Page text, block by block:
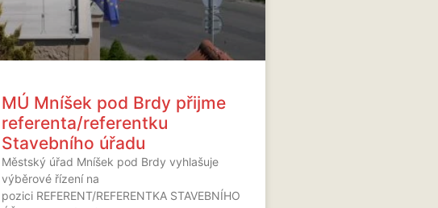
MÚ Mníšek pod Brdy přijme
referenta/referentku
Stavebního úřadu
Městský úřad Mníšek pod Brdy vyhlašuje
výběrové řízení na
pozici REFERENT/REFERENTKA STAVEBNÍHO